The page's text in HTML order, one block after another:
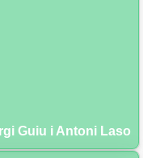
Guiu i Antoni Laso